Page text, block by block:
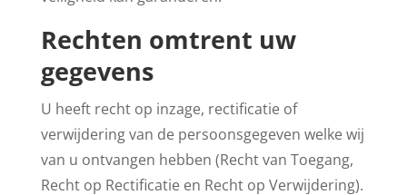
Rechten omtrent uw
gegevens
U heeft recht op inzage, rectificatie of
verwijdering van de persoonsgegeven welke wij
van u ontvangen hebben (Recht van Toegang,
Recht op Rectificatie en Recht op Verwijdering).